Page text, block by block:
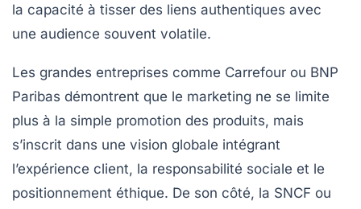
la capacité à tisser des liens authentiques avec
une audience souvent volatile.
Les grandes entreprises comme Carrefour ou BNP
Paribas démontrent que le marketing ne se limite
plus à la simple promotion des produits, mais
s’inscrit dans une vision globale intégrant
l’expérience client, la responsabilité sociale et le
positionnement éthique. De son côté, la SNCF ou